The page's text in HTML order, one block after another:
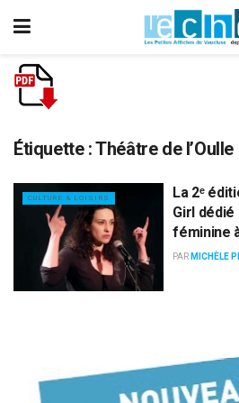
Étiquette :Théâtre de l’Oulle
CULTURE & LOISIRS
La 2ᵉ
Girl
féminine
PAR MICHÈLE